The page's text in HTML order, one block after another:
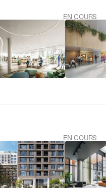
EN COURS
EN COURS